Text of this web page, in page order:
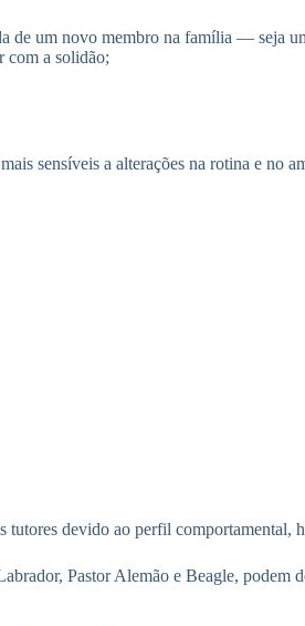
de um novo membro na família — seja
com a solidão;
sensíveis a alterações na rotina e no
tutores devido ao perfil
Pastor Alemão e Beagle,